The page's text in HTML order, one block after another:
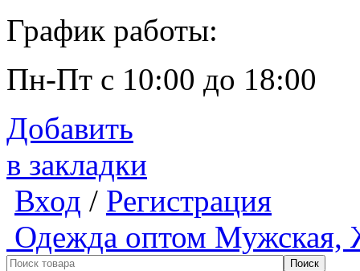
График работы:
Пн-Пт с 10:00 до 18:00
Добавить
в закладки
Вход / Регистрация
Одежда оптом Мужская,